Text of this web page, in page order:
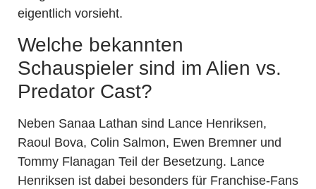
eigentlich vorsieht.
Welche bekannten
Schauspieler sind im Alien vs.
Predator Cast?
Neben Sanaa Lathan sind Lance Henriksen,
Raoul Bova, Colin Salmon, Ewen Bremner und
Tommy Flanagan Teil der Besetzung. Lance
Henriksen ist dabei besonders für Franchise-Fans